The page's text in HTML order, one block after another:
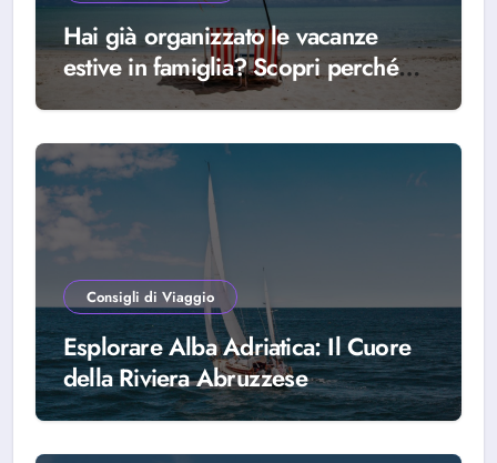
Hai già organizzato le vacanze
estive in famiglia? Scopri perché
scegliere Alba Adriatica
Consigli di Viaggio
Esplorare Alba Adriatica: Il Cuore
della Riviera Abruzzese